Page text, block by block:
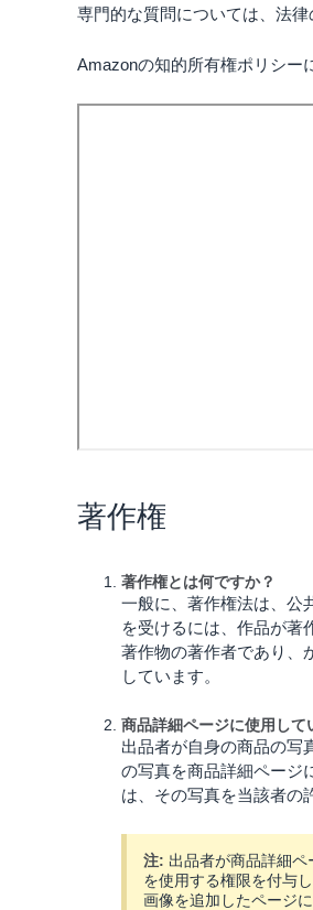
専門的な質問については、法律
Amazonの知的所有権ポリシー
著作権
著作権とは何ですか？
一般に、著作権法は、公
を受けるには、作品が著
著作物の著作者であり、
しています。
商品詳細ページに使用して
出品者が自身の商品の写
の写真を商品詳細ページ
は、その写真を当該者の
注: 出品者が商品詳細ペ
を使用する権限を付与し
画像を追加したページ